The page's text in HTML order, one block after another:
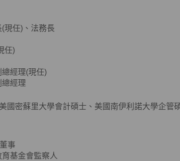
現任)、法務長
任)
經理(現任)
經理
美國密蘇里大學會計碩士、美國南伊利諾大學企管
事
基金會監察人